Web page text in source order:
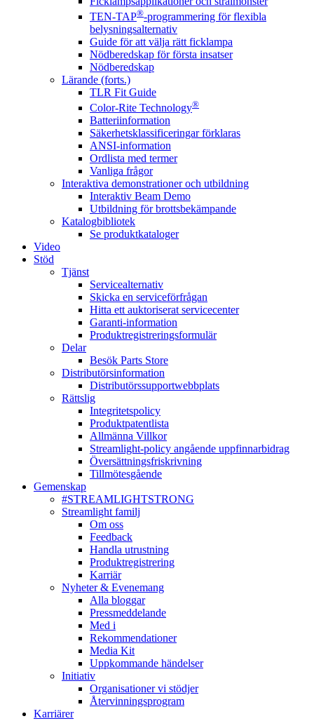
TEN-TAP®-programmering för flexibla
belysningsalternativ
Guide för att välja rätt ficklampa
Nödberedskap för första insatser
Nödberedskap
Lärande (forts.)
TLR Fit Guide
Color-Rite Technology®
Batteriinformation
Säkerhetsklassificeringar förklaras
ANSI-information
Ordlista med termer
Vanliga frågor
Interaktiva demonstrationer och utbildning
Interaktiv Beam Demo
Utbildning för brottsbekämpande
Katalogbibliotek
Se produktkataloger
Video
Stöd
Tjänst
Servicealternativ
Skicka en serviceförfrågan
Hitta ett auktoriserat servicecenter
Garanti-information
Produktregistreringsformulär
Delar
Besök Parts Store
Distributörsinformation
Distributörssupportwebbplats
Rättslig
Integritetspolicy
Produktpatentlista
Allmänna Villkor
Streamlight-policy angående uppfinnarbidrag
Översättningsfriskrivning
Tillmötesgående
Gemenskap
#STREAMLIGHTSTRONG
Streamlight familj
Om oss
Feedback
Handla utrustning
Produktregistrering
Karriär
Nyheter & Evenemang
Alla bloggar
Pressmeddelande
Med i
Rekommendationer
Media Kit
Uppkommande händelser
Initiativ
Organisationer vi stödjer
Återvinningsprogram
Karriärer